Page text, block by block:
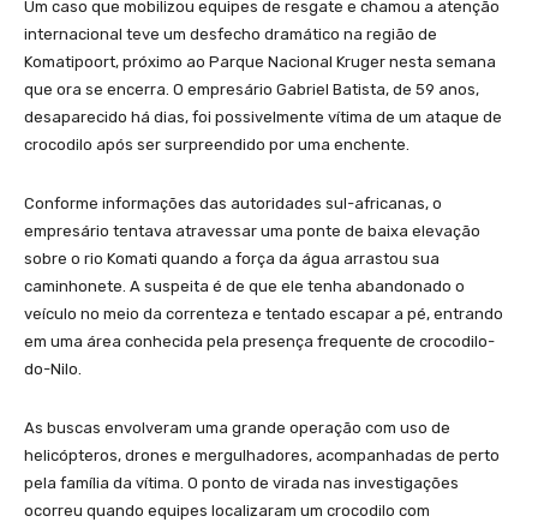
Um caso que mobilizou equipes de resgate e chamou a atenção
internacional teve um desfecho dramático na região de
Komatipoort, próximo ao Parque Nacional Kruger nesta semana
que ora se encerra. O empresário Gabriel Batista, de 59 anos,
desaparecido há dias, foi possivelmente vítima de um ataque de
crocodilo após ser surpreendido por uma enchente.
Conforme informações das autoridades sul-africanas, o
empresário tentava atravessar uma ponte de baixa elevação
sobre o rio Komati quando a força da água arrastou sua
caminhonete. A suspeita é de que ele tenha abandonado o
veículo no meio da correnteza e tentado escapar a pé, entrando
em uma área conhecida pela presença frequente de crocodilo-
do-Nilo.
As buscas envolveram uma grande operação com uso de
helicópteros, drones e mergulhadores, acompanhadas de perto
pela família da vítima. O ponto de virada nas investigações
ocorreu quando equipes localizaram um crocodilo com